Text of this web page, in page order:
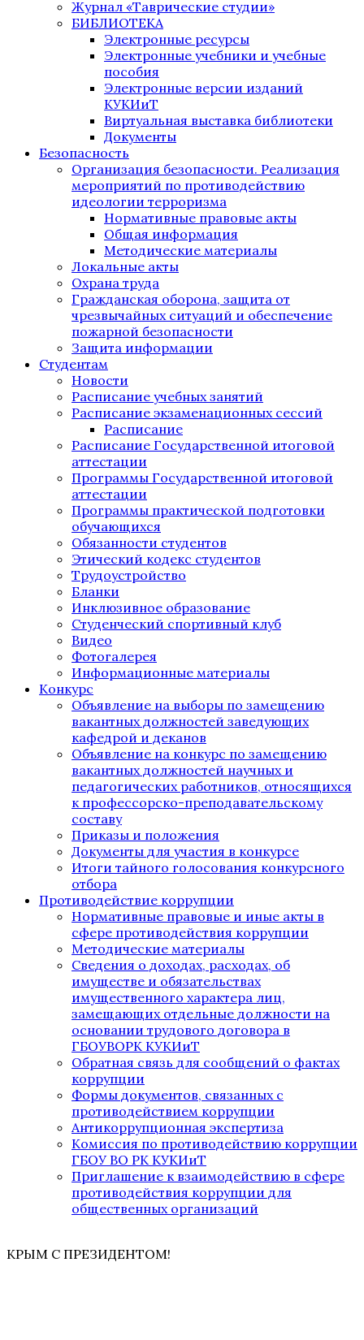
Журнал «Таврические студии»
БИБЛИОТЕКА
Электронные ресурсы
Электронные учебники и учебные
пособия
Электронные версии изданий
КУКИиТ
Виртуальная выставка библиотеки
Документы
Безопасность
Организация безопасности. Реализация
мероприятий по противодействию
идеологии терроризма
Нормативные правовые акты
Общая информация
Методические материалы
Локальные акты
Охрана труда
Гражданская оборона, защита от
чрезвычайных ситуаций и обеспечение
пожарной безопасности
Защита информации
Студентам
Новости
Расписание учебных занятий
Расписание экзаменационных сессий
Расписание
Расписание Государственной итоговой
аттестации
Программы Государственной итоговой
аттестации
Программы практической подготовки
обучающихся
Обязанности студентов
Этический кодекс студентов
Трудоустройство
Бланки
Инклюзивное образование
Студенческий спортивный клуб
Видео
Фотогалерея
Информационные материалы
Конкурс
Объявление на выборы по замещению
вакантных должностей заведующих
кафедрой и деканов
Объявление на конкурс по замещению
вакантных должностей научных и
педагогических работников, относящихся
к профессорско-преподавательскому
составу
Приказы и положения
Документы для участия в конкурсе
Итоги тайного голосования конкурсного
отбора
Противодействие коррупции
Нормативные правовые и иные акты в
сфере противодействия коррупции
Методические материалы
Сведения о доходах, расходах, об
имуществе и обязательствах
имущественного характера лиц,
замещающих отдельные должности на
основании трудового договора в
ГБОУВОРК КУКИиТ
Обратная связь для сообщений о фактах
коррупции
Формы документов, связанных с
противодействием коррупции
Антикоррупционная экспертиза
Комиссия по противодействию коррупции
ГБОУ ВО РК КУКИиТ
Приглашение к взаимодействию в сфере
противодействия коррупции для
общественных организаций
КРЫМ С ПРЕЗИДЕНТОМ!